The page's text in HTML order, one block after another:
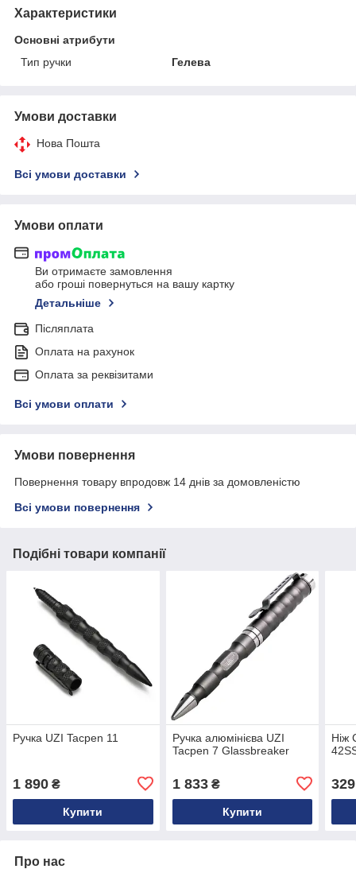
Характеристики
Основні атрибути
Тип ручки
Гелева
Умови доставки
Нова Пошта
Всі умови доставки
Умови оплати
Ви отримаєте замовлення
або гроші повернуться на вашу картку
Детальніше
Післяплата
Оплата на рахунок
Оплата за реквізитами
Всі умови оплати
Умови повернення
Повернення товару впродовж 14 днів за домовленістю
Всі умови повернення
Подібні товари компанії
Ручка UZI Tacpen 11
1 890 ₴
Купити
Ручка алюмінієва UZI
Tacpen 7 Glassbreaker
1 833₴
Купити
Ніж
329
Про нас